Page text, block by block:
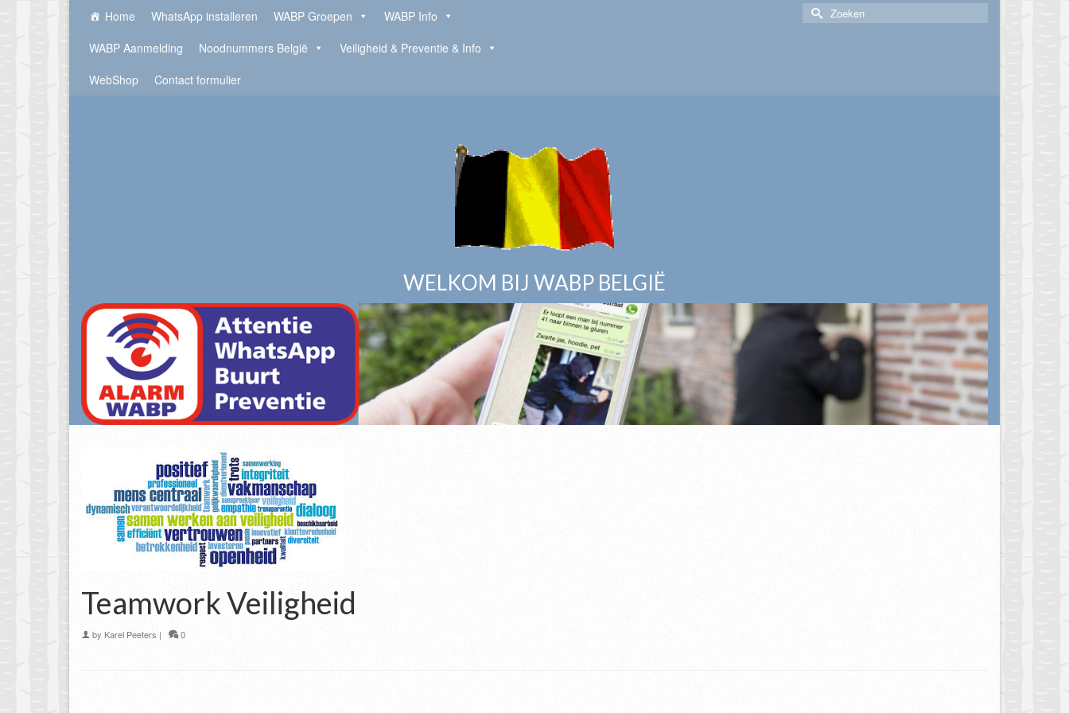
Home WhatsApp installeren WABP Groepen
WABP Info
WABP Aanmelding
Noodnummers België
Veiligheid & Preventie & Info
WebShop
Contact formulier
Zoek
WELKOM BIJ WABP BELGIË
Teamwork Veiligheid
by Karel Peeters | 0